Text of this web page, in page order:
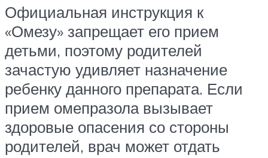
Официальная инструкция к
«Омезу» запрещает его прием
детьми, поэтому родителей
зачастую удивляет назначение
ребенку данного препарата. Если
прием омепразола вызывает
здоровые опасения со стороны
родителей, врач может отдать